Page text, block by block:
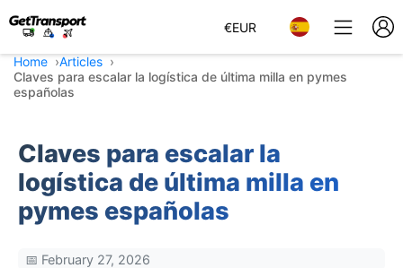
€EUR
Home
Articles
Claves para escalar la logística de última milla en pymes
españolas
Claves para escalar la
logística de última milla en
pymes españolas
📅 February 27, 2026